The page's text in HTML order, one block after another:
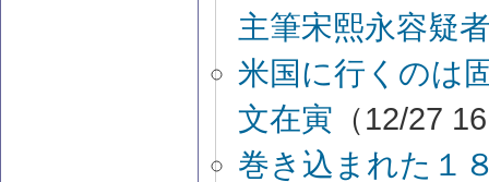
主筆宋熙永容疑
米国に行くのは
文在寅 （12/27
巻き込まれた１